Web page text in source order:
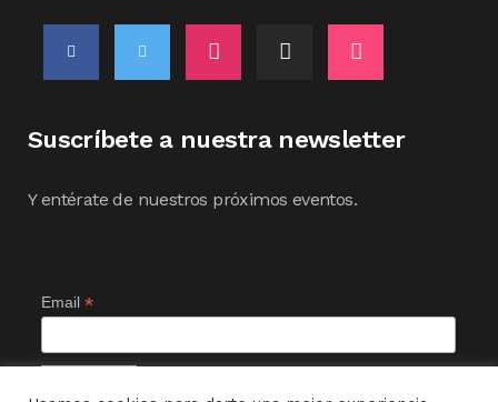
Suscríbete a nuestra newsletter
Y entérate de nuestros próximos eventos.
Email *